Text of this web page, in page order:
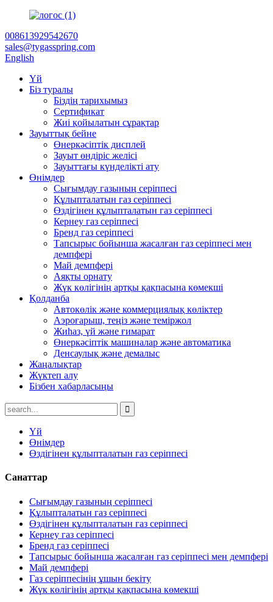
008613929542670
sales@tygasspring.com
English
Үй
Біз туралы
Біздің тарихымыз
Сертификат
Жиі қойылатын сұрақтар
Зауыттық бейне
Өнеркәсіптік дисплей
Зауыт өндіріс желісі
Зауыттағы күнделікті ату
Өнімдер
Сығымдау газының серіппесі
Құлыпталатын газ серіппесі
Өздігінен құлыпталатын газ серіппесі
Кернеу газ серіппесі
Бренд газ серіппесі
Тапсырыс бойынша жасалған газ серіппесі мен
демпфері
Май демпфері
Аяқты орнату
Жүк көлігінің артқы қақпасына көмекші
Қолданба
Автокөлік және коммерциялық көліктер
Аэроғарыш, теңіз және теміржол
Жиһаз, үй және ғимарат
Өнеркәсіптік машиналар және автоматика
Денсаулық және демалыс
Жаңалықтар
Жүктеп алу
Бізбен хабарласыңы
Үй
Өнімдер
Өздігінен құлыпталатын газ серіппесі
Санаттар
Сығымдау газының серіппесі
Құлыпталатын газ серіппесі
Өздігінен құлыпталатын газ серіппесі
Кернеу газ серіппесі
Бренд газ серіппесі
Тапсырыс бойынша жасалған газ серіппесі мен демпфері
Май демпфері
Газ серіппесінің ұшын бекіту
Жүк көлігінің артқы қақпасына көмекші